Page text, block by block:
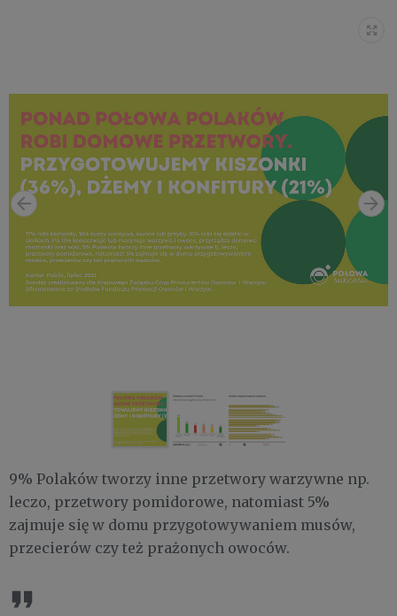
9% Polaków tworzy inne przetwory warzywne np.
leczo, przetwory pomidorowe, natomiast 5%
zajmuje się w domu przygotowywaniem musów,
przecierów czy też prażonych owoców.